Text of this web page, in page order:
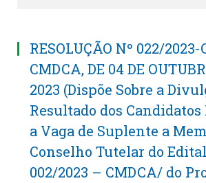
RESOLUÇÃO Nº 022/2023-
CMDCA, DE 04 DE
2023 (Dispõe Sobre a
Resultado dos
a Vaga de Suplente a
Conselho Tutelar do
002/2023 – CMDCA/ do